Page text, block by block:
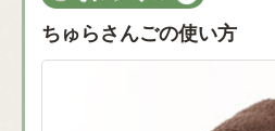
ちゅらさんごの使い方